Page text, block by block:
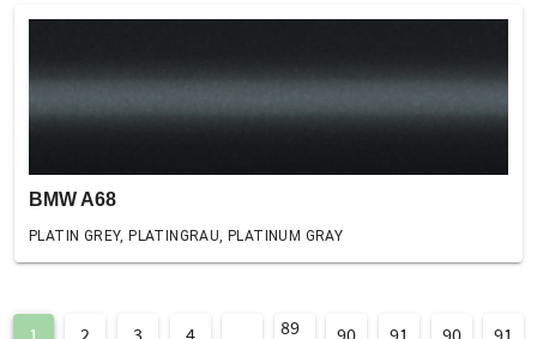
BMW A68
PLATIN GREY, PLATINGRAU, PLATINUM GRAY
1 2 3 4 ... 89 90 91 90 91